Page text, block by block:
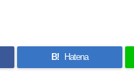
B! Hatena